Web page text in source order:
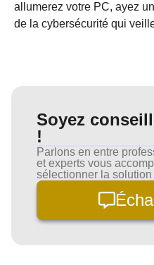
allumerez votre PC, ayez
de la cybersécurité qui
Soyez
!
Parlons en entre
et experts vous
sélectionner la solution